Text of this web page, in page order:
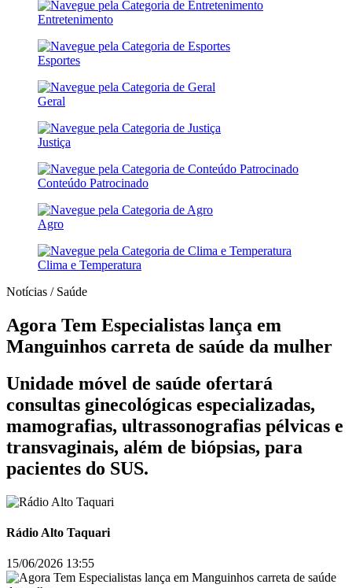
Entretenimento
Esportes
Geral
Justiça
Conteúdo Patrocinado
Agro
Clima e Temperatura
Notícias / Saúde
Agora Tem Especialistas lança em
Manguinhos carreta de saúde da mulher
Unidade móvel de saúde ofertará
consultas ginecológicas especializadas,
mamografias, ultrassonografias pélvicas e
transvaginais, além de biópsias, para
pacientes do SUS.
Rádio Alto Taquari
15/06/2026 13:55